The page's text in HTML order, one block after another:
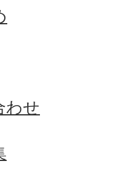
わせ